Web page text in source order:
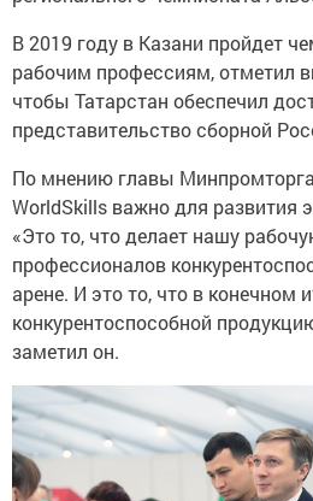
В 2019 году в Казани пройдет
рабочим профессиям, отметил
чтобы Татарстан обеспечил
представительство сборной
По мнению главы
WorldSkills важно для развития
«Это то, что делает нашу
профессионалов
арене. И это то, что в конечном
конкурентоспособной
заметил он.